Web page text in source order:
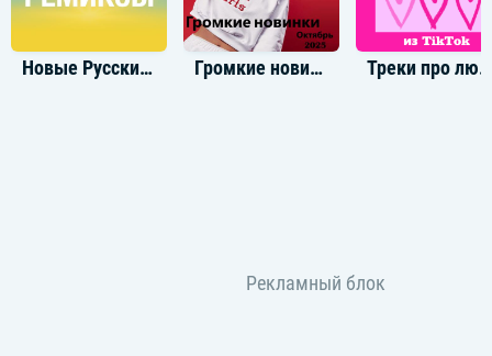
Новые Русские ремиксы Громкие новинки: Октябрь 2025 Треки про любовь из TikTok